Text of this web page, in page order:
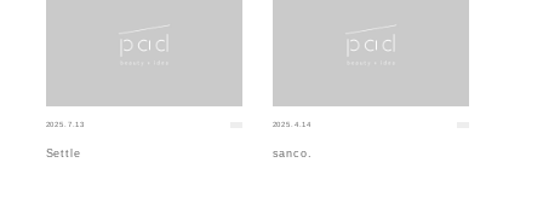
2025.7.13
Settle
2025.4.14
sanco.